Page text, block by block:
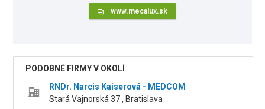
www.mecalux.sk
PODOBNÉ FIRMY V OKOLÍ
RNDr. Narcis Kaiserová - MEDCOM
Stará Vajnorská 37 , Bratislava